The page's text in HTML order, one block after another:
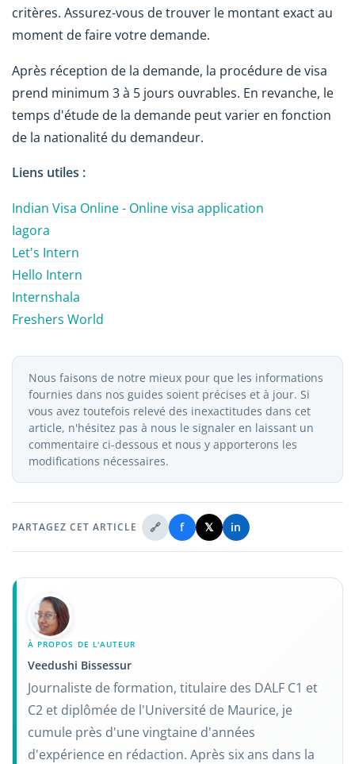
critères. Assurez-vous de trouver le montant exact au
moment de faire votre demande.
Après réception de la demande, la procédure de visa
prend minimum 3 à 5 jours ouvrables. En revanche, le
temps d'étude de la demande peut varier en fonction
de la nationalité du demandeur.
Liens utiles :
Indian Visa Online - Online visa application
Iagora
Let's Intern
Hello Intern
Internshala
Freshers World
Nous faisons de notre mieux pour que les informations
fournies dans nos guides soient précises et à jour. Si
vous avez toutefois relevé des inexactitudes dans cet
article, n'hésitez pas à nous le signaler en laissant un
commentaire ci-dessous et nous y apporterons les
modifications nécessaires.
PARTAGEZ CET ARTICLE 🔗 f 𝕏 in
À PROPOS DE L'AUTEUR
Veedushi Bissessur
Journaliste de formation, titulaire des DALF C1 et
C2 et diplômée de l'Université de Maurice, je
cumule près d'une vingtaine d'années
d'expérience en rédaction. Après six ans dans la